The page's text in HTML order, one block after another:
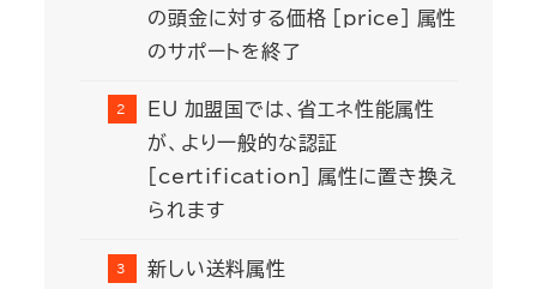
の頭金に対する価格 [price] 属性
のサポートを終了
EU 加盟国では、省エネ性能属性
が、より一般的な認証
[certification] 属性に置き換え
られます
新しい送料属性